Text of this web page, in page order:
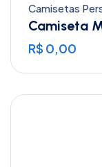
Camisetas
Camiseta
R$ 0,00